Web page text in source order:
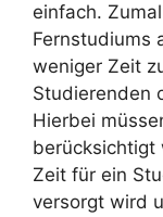
einfach.
Fernstudiums
weniger Zeit
Studierenden
Hierbei
berücksichtigt
Zeit für ein
versorgt wird